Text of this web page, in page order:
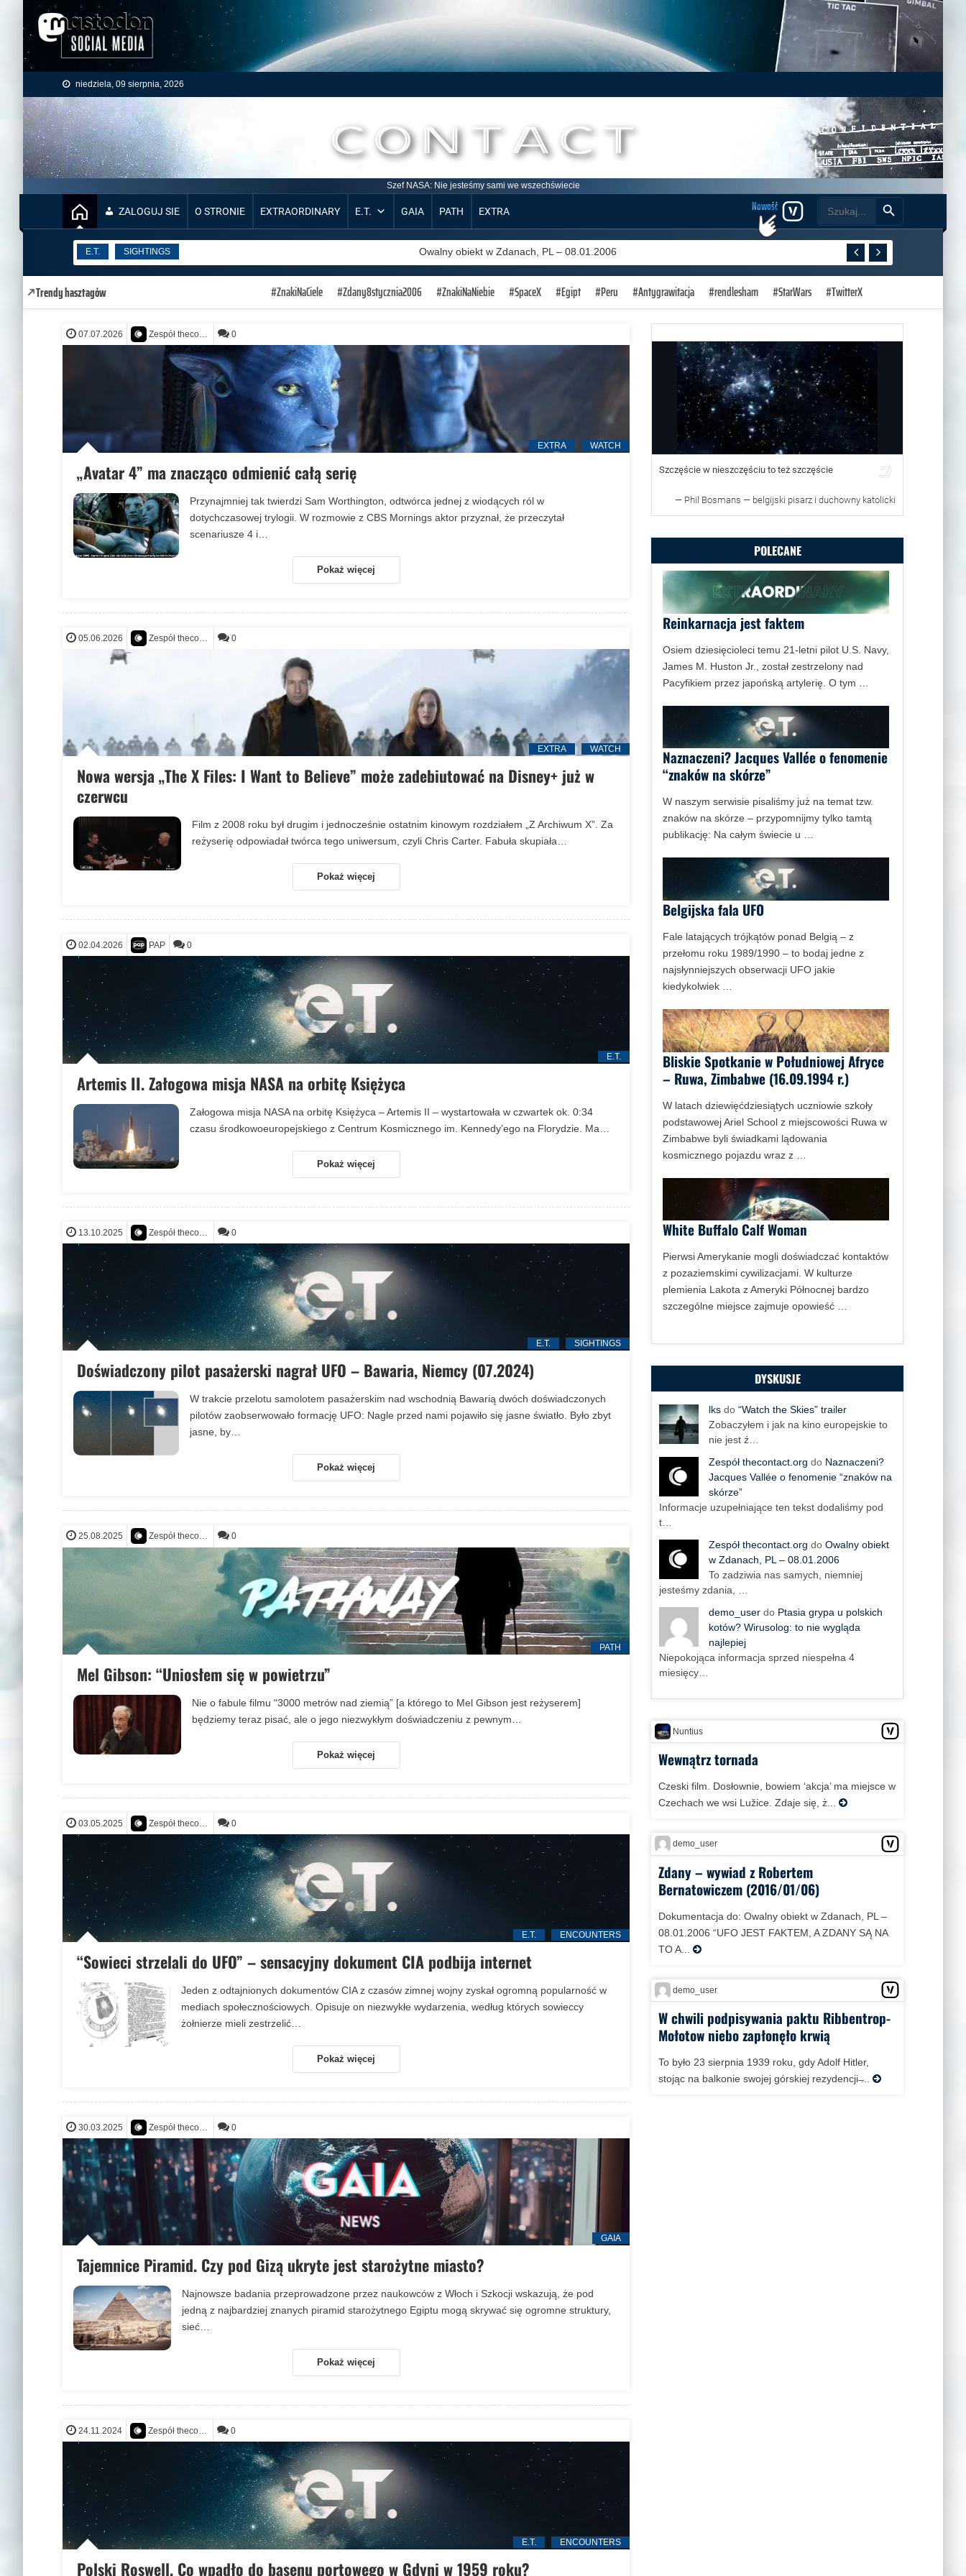
Skip to content
niedziela, 09 sierpnia, 2026
Witamy na_po_ ładz_—] <!___
ZALOGUJ SIE O STRONIE EXTRAORDINARY E.T. GAIA PATH EXTRA Nowość
for:
Search Button
E.T.
E.T. SIGHTINGS Owalny obiekt w Zdanach, PL – 08.01.2006
E.T. SIGHTINGS Bliskie Spotkanie we wschodnich Niemczech?
PATH Środowicze
E.T. Obcy żyją wśród nas, twierdzą naukowcy z Harvardu
SIGHTINGS Zdarzenie z Kończyc Wielkich, PL – 21.12.1909
Owalny obiekt w Zdanach, PL – 08.01.2006
Trendy hasztagów #ZnakiNaCiele #Zdany8stycznia2006 #ZnakiNaNiebie #SpaceX #Egipt #Peru #Antygrawitacja #rendlesham #StarWars #TwitterX
07.07.2026 Zespół thecontact.org 0
EXTRA WATCH
„Avatar 4” ma znacząco odmienić całą serię
Przynajmniej tak twierdzi Sam Worthington, odtwórca jednej z wiodących ról w
dotychczasowej trylogii. W rozmowie z CBS Mornings aktor przyznał, że przeczytał
scenariusze 4 i…
Pokaż więcej
05.06.2026 Zespół thecontact.org 0
EXTRA WATCH
Nowa wersja „The X Files: I Want to Believe” może zadebiutować na Disney+ już w
czerwcu
Film z 2008 roku był drugim i jednocześnie ostatnim kinowym rozdziałem „Z Archiwum X”. Za
reżyserię odpowiadał twórca tego uniwersum, czyli Chris Carter. Fabuła skupiała…
Pokaż więcej
02.04.2026 PAP 0
E.T.
Artemis II. Załogowa misja NASA na orbitę Księżyca
Załogowa misja NASA na orbitę Księżyca – Artemis II – wystartowała w czwartek ok. 0:34
czasu środkowoeuropejskiego z Centrum Kosmicznego im. Kennedy’ego na Florydzie. Ma…
Pokaż więcej
13.10.2025 Zespół thecontact.org 0
E.T. SIGHTINGS
Doświadczony pilot pasażerski nagrał UFO – Bawaria, Niemcy (07.2024)
W trakcie przelotu samolotem pasażerskim nad wschodnią Bawarią dwóch doświadczonych
pilotów zaobserwowało formację UFO: Nagle przed nami pojawiło się jasne światło. Było zbyt
jasne, by…
Pokaż więcej
25.08.2025 Zespół thecontact.org 0
PATH
Mel Gibson: “Uniosłem się w powietrzu”
Nie o fabule filmu “3000 metrów nad ziemią” [a którego to Mel Gibson jest reżyserem]
będziemy teraz pisać, ale o jego niezwykłym doświadczeniu z pewnym…
Pokaż więcej
03.05.2025 Zespół thecontact.org 0
E.T. ENCOUNTERS
“Sowieci strzelali do UFO” – sensacyjny dokument CIA podbija internet
Jeden z odtajnionych dokumentów CIA z czasów zimnej wojny zyskał ogromną popularność w
mediach społecznościowych. Opisuje on niezwykłe wydarzenia, według których sowieccy
żołnierze mieli zestrzelić…
Pokaż więcej
30.03.2025 Zespół thecontact.org 0
GAIA
Tajemnice Piramid. Czy pod Gizą ukryte jest starożytne miasto?
Najnowsze badania przeprowadzone przez naukowców z Włoch i Szkocji wskazują, że pod
jedną z najbardziej znanych piramid starożytnego Egiptu mogą skrywać się ogromne struktury,
sieć…
Pokaż więcej
24.11.2024 Zespół thecontact.org 0
E.T. ENCOUNTERS
Polski Roswell. Co wpadło do basenu portowego w Gdyni w 1959 roku?
Szczęście w nieszczęściu to też szczęście
— Phil Bosmans — belgijski pisarz i duchowny katolicki
POLECANE
Reinkarnacja jest faktem
Osiem dziesięcioleci temu 21-letni pilot U.S. Navy,
James M. Huston Jr., został zestrzelony nad
Pacyfikiem przez japońską artylerię. O tym …
Naznaczeni? Jacques Vallée o fenomenie
“znaków na skórze”
W naszym serwisie pisaliśmy już na temat tzw.
znaków na skórze – przypomnijmy tylko tamtą
publikację: Na całym świecie u …
Belgijska fala UFO
Fale latających trójkątów ponad Belgią – z
przełomu roku 1989/1990 – to bodaj jedne z
najsłynniejszych obserwacji UFO jakie
kiedykolwiek …
Bliskie Spotkanie w Południowej Afryce
– Ruwa, Zimbabwe (16.09.1994 r.)
W latach dziewięćdziesiątych uczniowie szkoły
podstawowej Ariel School z miejscowości Ruwa w
Zimbabwe byli świadkami lądowania
kosmicznego pojazdu wraz z …
White Buffalo Calf Woman
Pierwsi Amerykanie mogli doświadczać kontaktów
z pozaziemskimi cywilizacjami. W kulturze
plemienia Lakota z Ameryki Północnej bardzo
szczególne miejsce zajmuje opowieść …
DYSKUSJE
lks do “Watch the Skies” trailer
Zobaczyłem i jak na kino europejskie to
nie jest ź…
Zespół thecontact.org do Naznaczeni?
Jacques Vallée o fenomenie “znaków na
skórze”
Informacje uzupełniające ten tekst dodaliśmy pod
t…
Zespół thecontact.org do Owalny obiekt
w Zdanach, PL – 08.01.2006
To zadziwia nas samych, niemniej
jesteśmy zdania, …
demo_user do Ptasia grypa u polskich
kotów? Wirusolog: to nie wygląda
najlepiej
Niepokojąca informacja sprzed niespełna 4
miesięcy…
Nuntius
Wewnątrz tornada
Czeski film. Dosłownie, bowiem ‘akcja’ ma miejsce w
Czechach we wsi Lužice. Zdaje się, ż...
demo_user
Zdany – wywiad z Robertem
Bernatowiczem (2016/01/06)
Dokumentacja do: Owalny obiekt w Zdanach, PL –
08.01.2006 “UFO JEST FAKTEM, A ZDANY SĄ NA
TO A...
demo_user
W chwili podpisywania paktu Ribbentrop-
Mołotow niebo zapłonęło krwią
To było 23 sierpnia 1939 roku, gdy Adolf Hitler,
stojąc na balkonie swojej górskiej rezydencji ̶...